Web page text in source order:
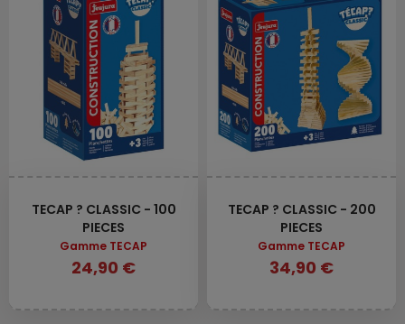
TECAP ? CLASSIC - 100
PIECES
Gamme TECAP
24,90 €
TECAP ? CLASSIC - 200
PIECES
Gamme TECAP
34,90 €